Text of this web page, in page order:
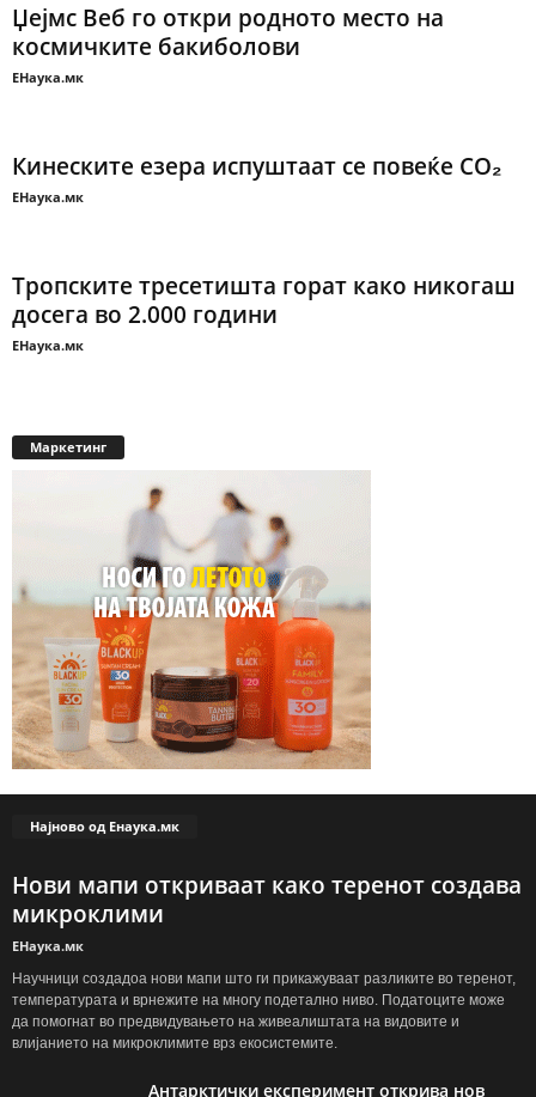
Џејмс Веб го откри родното место на
космичките бакиболови
ЕНаука.мк
Кинеските езера испуштаат се повеќе CO₂
ЕНаука.мк
Тропските тресетишта горaт како никогаш
досега во 2.000 години
ЕНаука.мк
Маркетинг
Најново од Енаука.мк
Нови мапи откриваат како теренот создава
микроклими
ЕНаука.мк
Научници создадоа нови мапи што ги прикажуваат разликите во теренот,
температурата и врнежите на многу подетално ниво. Податоците може
да помогнат во предвидувањето на живеалиштата на видовите и
влијанието на микроклимите врз екосистемите.
Антарктички експеримент открива нов